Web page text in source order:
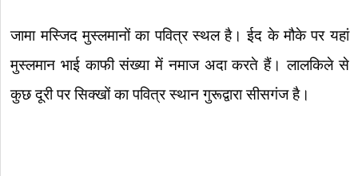
जामा मस्जिद मुस्लमानों का पवित्र स्थल है। ईद के मौके पर यहां
मुस्लमान भाई काफी संख्या में नमाज अदा करते हैं। लालकिले से
कुछ दूरी पर सिक्खों का पवित्र स्थान गुरूद्वारा सीसगंज है।